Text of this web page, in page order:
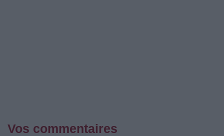
Vos commentaires